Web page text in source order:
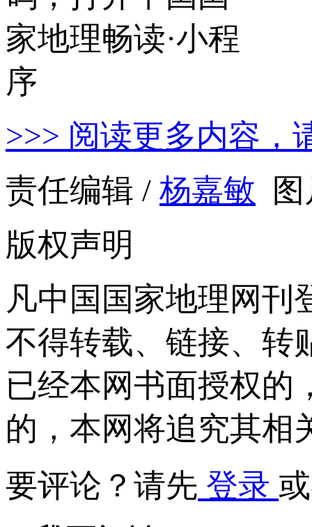
>>> 阅读更多内容，
责任编辑 / 杨嘉敏
版权声明
凡中国国家地理网刊
不得转载、链接、转
已经本网书面授权的
的，本网将追究其相
要评论？请先 登录